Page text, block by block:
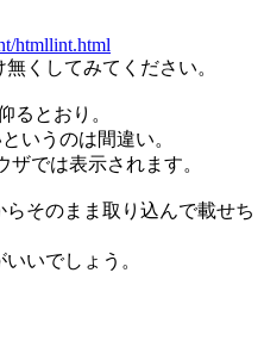
htmllint.html
くしてみてください。
るとおり。
いうのは間違い。
ザでは表示されます。
そのまま取り込んで載せち
いでしょう。